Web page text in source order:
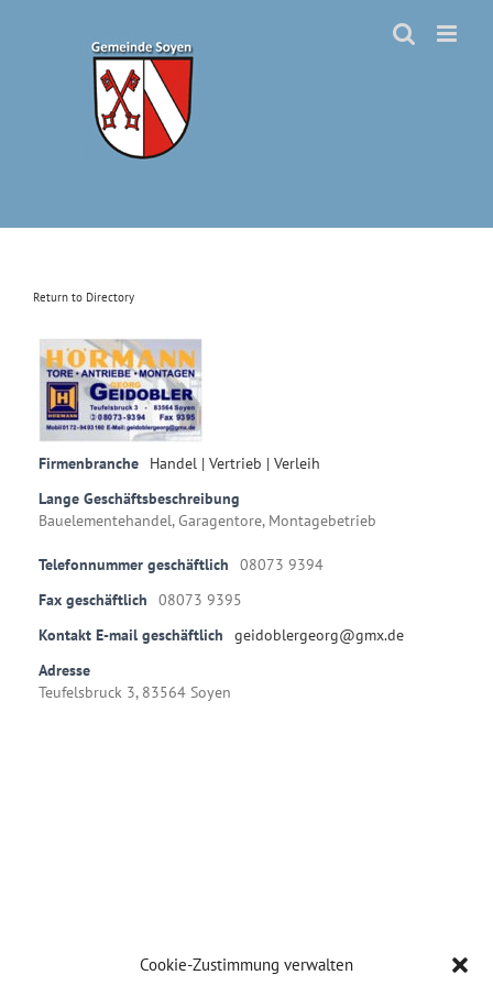
Cookie-Zustimmung verwalten
Return to Directory
Firmenbranche
Handel | Vertrieb | Verleih
Lange Geschäftsbeschreibung
Bauelementehandel, Garagentore, Montagebetrieb
Telefonnummer geschäftlich
08073 9394
Fax geschäftlich
08073 9395
Kontakt E-mail geschäftlich
geidoblergeorg@gmx.de
Adresse
Teufelsbruck 3, 83564 Soyen